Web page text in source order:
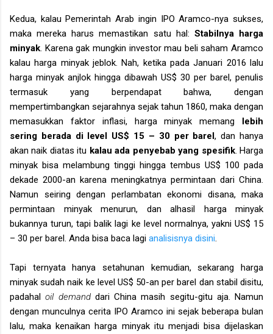
Kedua, kalau Pemerintah Arab ingin IPO Aramco-nya sukses,
maka mereka harus memastikan satu hal: Stabilnya harga
minyak . Karena gak mungkin investor mau beli saham Aramco
kalau harga minyak jeblok. Nah, ketika pada Januari 2016 lalu
harga minyak anjlok hingga dibawah US$ 30 per barel, penulis
termasuk yang berpendapat bahwa, dengan
mempertimbangkan sejarahnya sejak tahun 1860, maka dengan
memasukkan faktor inflasi, harga minyak memang lebih
sering berada di level US$ 15 – 30 per barel, dan hanya
akan naik diatas itu kalau ada penyebab yang spesifik. Harga
minyak bisa melambung tinggi hingga tembus US$ 100 pada
dekade 2000-an karena meningkatnya permintaan dari China.
Namun seiring dengan perlambatan ekonomi disana, maka
permintaan minyak menurun, dan alhasil harga minyak
bukannya turun, tapi balik lagi ke level normalnya, yakni US$ 15
– 30 per barel. Anda bisa baca lagi analisisnya disini
Tapi ternyata hanya setahunan kemudian, sekarang harga
minyak sudah naik ke level US$ 50-an per barel dan stabil disitu,
padahaloil demand dari China masih segitu-gitu aja. Namun
dengan munculnya cerita IPO Aramco ini sejak beberapa bulan
lalu, maka kenaikan harga minyak itu menjadi bisa dijelaskan